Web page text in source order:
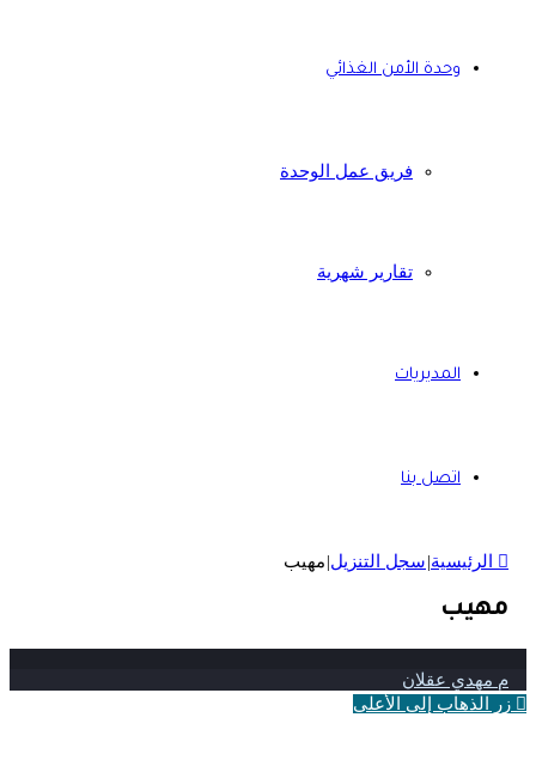
وحدة الأمن الغذائي
فريق عمل الوحدة
تقارير شهرية
المديريات
اتصل بنا
الرئيسية|سجل التنزيل|مهيب
مهيب
م مهدي عقلان
زر الذهاب إلى الأعلى